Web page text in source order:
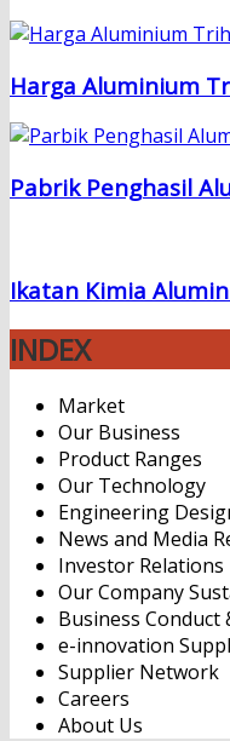
Harga Aluminium
Pabrik Penghasil
Ikatan Kimia
INDEX
Market
Our Business
Product Ranges
Our Technology
Engineering
News and Media
Investor Relations
Our Company
Business Conduct
e-innovation
Supplier Network
Careers
About Us